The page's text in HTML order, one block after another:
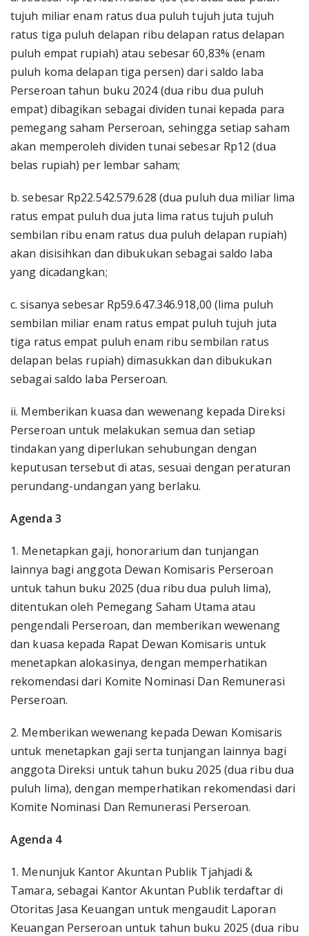
tujuh miliar enam ratus dua puluh tujuh juta tujuh
ratus tiga puluh delapan ribu delapan ratus delapan
puluh empat rupiah) atau sebesar 60,83% (enam
puluh koma delapan tiga persen) dari saldo laba
Perseroan tahun buku 2024 (dua ribu dua puluh
empat) dibagikan sebagai dividen tunai kepada para
pemegang saham Perseroan, sehingga setiap saham
akan memperoleh dividen tunai sebesar Rp12 (dua
belas rupiah) per lembar saham;
b. sebesar Rp22.542.579.628 (dua puluh dua miliar lima
ratus empat puluh dua juta lima ratus tujuh puluh
sembilan ribu enam ratus dua puluh delapan rupiah)
akan disisihkan dan dibukukan sebagai saldo laba
yang dicadangkan;
c. sisanya sebesar Rp59.647.346.918,00 (lima puluh
sembilan miliar enam ratus empat puluh tujuh juta
tiga ratus empat puluh enam ribu sembilan ratus
delapan belas rupiah) dimasukkan dan dibukukan
sebagai saldo laba Perseroan.
ii. Memberikan kuasa dan wewenang kepada Direksi
Perseroan untuk melakukan semua dan setiap
tindakan yang diperlukan sehubungan dengan
keputusan tersebut di atas, sesuai dengan peraturan
perundang-undangan yang berlaku.
Agenda 3
1. Menetapkan gaji, honorarium dan tunjangan
lainnya bagi anggota Dewan Komisaris Perseroan
untuk tahun buku 2025 (dua ribu dua puluh lima),
ditentukan oleh Pemegang Saham Utama atau
pengendali Perseroan, dan memberikan wewenang
dan kuasa kepada Rapat Dewan Komisaris untuk
menetapkan alokasinya, dengan memperhatikan
rekomendasi dari Komite Nominasi Dan Remunerasi
Perseroan.
2. Memberikan wewenang kepada Dewan Komisaris
untuk menetapkan gaji serta tunjangan lainnya bagi
anggota Direksi untuk tahun buku 2025 (dua ribu dua
puluh lima), dengan memperhatikan rekomendasi dari
Komite Nominasi Dan Remunerasi Perseroan.
Agenda 4
1. Menunjuk Kantor Akuntan Publik Tjahjadi &
Tamara, sebagai Kantor Akuntan Publik terdaftar di
Otoritas Jasa Keuangan untuk mengaudit Laporan
Keuangan Perseroan untuk tahun buku 2025 (dua ribu